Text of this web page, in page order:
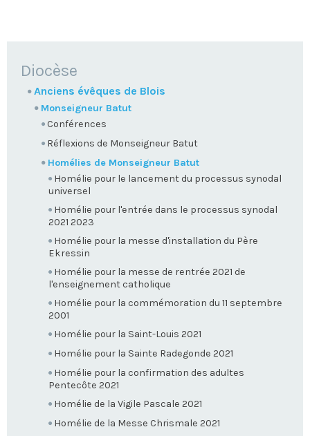
NAVIGATION
Diocèse
Anciens évêques de Blois
Monseigneur Batut
Conférences
Réflexions de Monseigneur Batut
Homélies de Monseigneur Batut
Homélie pour le lancement du processus synodal
universel
Homélie pour l'entrée dans le processus synodal
2021 2023
Homélie pour la messe d'installation du Père
Ekressin
Homélie pour la messe de rentrée 2021 de
l'enseignement catholique
Homélie pour la commémoration du 11 septembre
2001
Homélie pour la Saint-Louis 2021
Homélie pour la Sainte Radegonde 2021
Homélie pour la confirmation des adultes
Pentecôte 2021
Homélie de la Vigile Pascale 2021
Homélie de la Messe Chrismale 2021